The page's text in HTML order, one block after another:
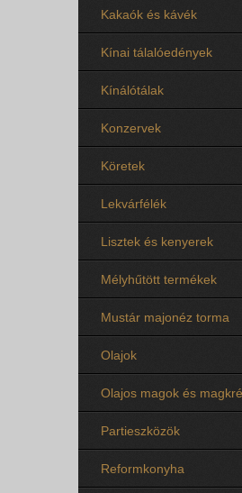
Kakaók és kávék
Kínai tálalóedények
Kínálótálak
Konzervek
Köretek
Lekvárfélék
Lisztek és kenyerek
Mélyhűtött termékek
Mustár majonéz torma
Olajok
Olajos magok és
Partieszközök
Reformkonyha